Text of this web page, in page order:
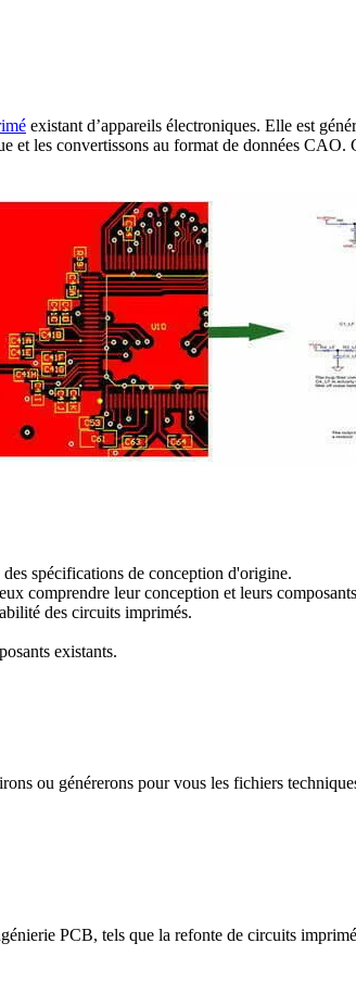
existant d’appareils électroniques. Elle est
les convertissons au format de données CAO.
spécifications de conception d'origine.
comprendre leur conception et leurs
des circuits imprimés.
existants.
ou générerons pour vous les fichiers
PCB, tels que la refonte de circuits